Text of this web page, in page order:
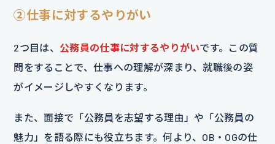
②仕事に対するやりがい
2つ目は、 公務員の仕事に対するやりがいです。この質
問をすることで、仕事への理解が深まり、就職後の姿
がイメージしやすくなります。
また、面接で「公務員を志望する理由」や「公務員の
魅力」を語る際にも役立ちます。何より、OB・OGの仕